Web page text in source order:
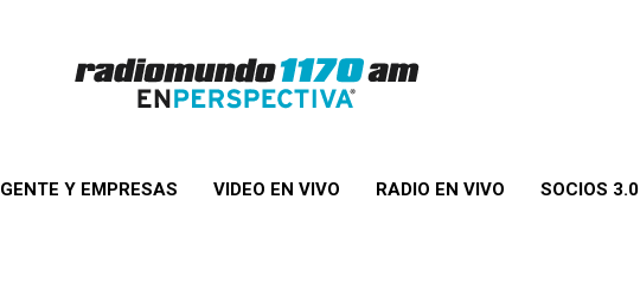
GENTE Y EMPRESAS VIDEO EN VIVO RADIO EN VIVO SOCIOS 3.0